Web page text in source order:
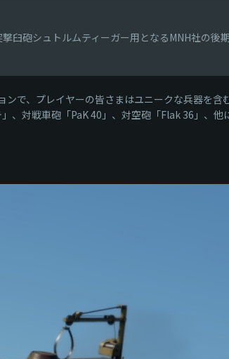
砲シュトルムティーガー用となるMNH社の後
で、プレイヤーの皆さまはユニークな兵器を含
、対戦車砲「PaK 40」、対空砲「Flak 36」、